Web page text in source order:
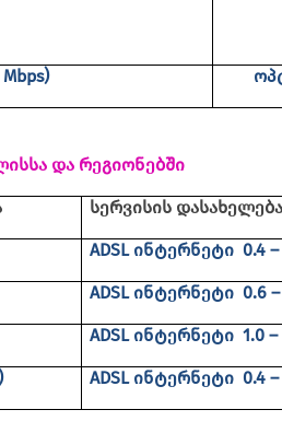
Mbps)
და რეგიონებში
სერვისის
ADSL ინტერნეტი 0.4
ADSL ინტერნეტი 0.6
ADSL ინტერნეტი 1.0
ADSL ინტერნეტი 0.4